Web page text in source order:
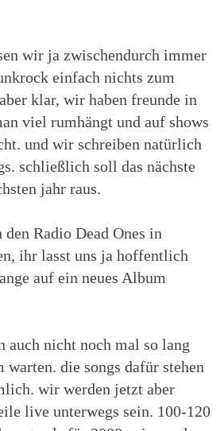
wir ja zwischendurch immer
einfach nichts zum
klar, wir haben freunde in
viel rumhängt und auf shows
und wir schreiben natürlich
schließlich soll das nächste
jahr raus.
Radio Dead Ones in
ihr lasst uns ja hoffentlich
auf ein neues Album
auch nicht noch mal so lang
warten. die songs dafür stehen
wir werden jetzt aber
live unterwegs sein. 100-120